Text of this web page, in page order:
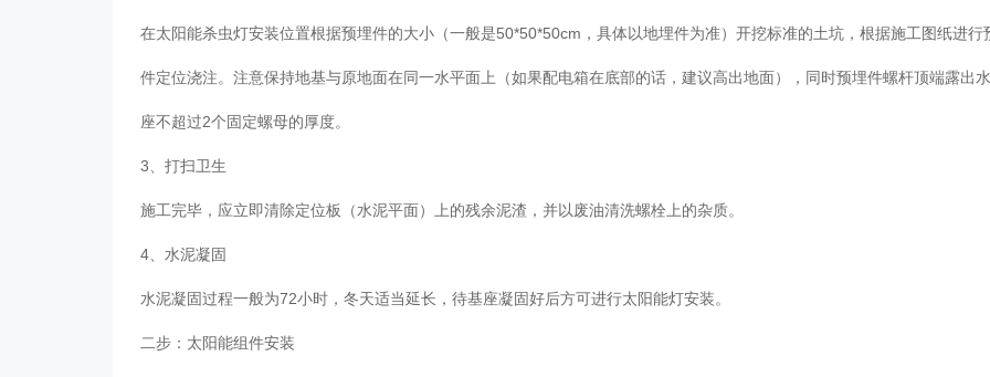
在太阳能杀虫灯安装位置根据预埋件的大小（一般是50*50*50cm，具体以地埋件为准）开挖标准的土坑，根据施工图纸进行
件定位浇注。注意保持地基与原地面在同一水平面上（如果配电箱在底部的话，建议高出地面），同时预埋件螺杆顶端露出
座不超过2个固定螺母的厚度。
3、打扫卫生
施工完毕，应立即清除定位板（水泥平面）上的残余泥渣，并以废油清洗螺栓上的杂质。
4、水泥凝固
水泥凝固过程一般为72小时，冬天适当延长，待基座凝固好后方可进行太阳能灯安装。
二步：太阳能组件安装